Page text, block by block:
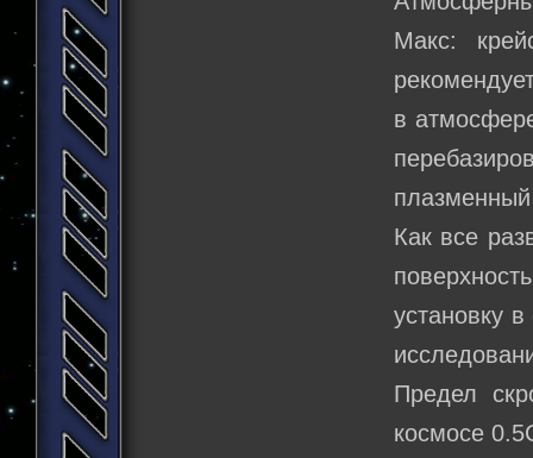
Макс:
в
Как все
установку
Предел
космосе